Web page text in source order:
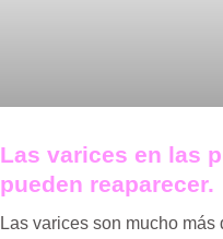
Las varices en las
pueden reaparecer.
Las varices son mucho más